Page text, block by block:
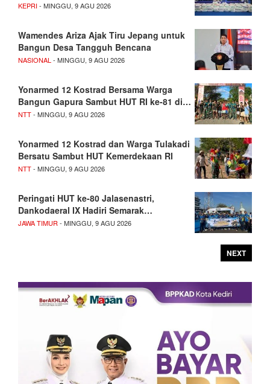
KEPRI- MINGGU, 9 AGU 2026
Wamendes Ariza Ajak Tiru Jepang untuk
Bangun Desa Tangguh Bencana
NASIONAL- MINGGU, 9 AGU 2026
Yonarmed 12 Kostrad Bersama Warga
Bangun Gapura Sambut HUT RI ke-81 di…
NTT- MINGGU, 9 AGU 2026
Yonarmed 12 Kostrad dan Warga Tulakadi
Bersatu Sambut HUT Kemerdekaan RI
NTT- MINGGU, 9 AGU 2026
Peringati HUT ke-80 Jalasenastri,
Dankodaeral IX Hadiri Semarak…
JAWA TIMUR- MINGGU, 9 AGU 2026
NEXT